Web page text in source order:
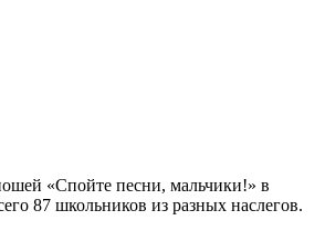
«Спойте песни, мальчики!» в
87 школьников из разных наслегов.